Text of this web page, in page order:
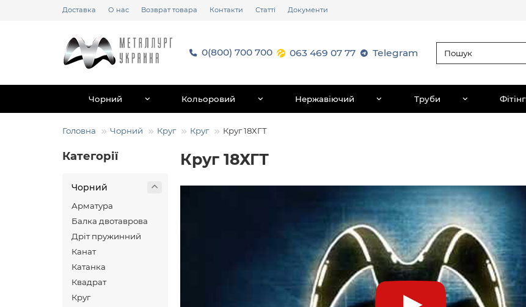
Доставка О нас Возврат товара Контакти Статті Документи
0(800) 700 700 063 469 07 77 Telegram
Чорний Кольоровий Нержавіючий Труби
Головна Чорний Круг Круг Круг 18ХГТ
Категорії
Чорний
Арматура
Балка двотаврова
Дріт пружинний
Канат
Катанка
Квадрат
Круг
Круг 18ХГТ